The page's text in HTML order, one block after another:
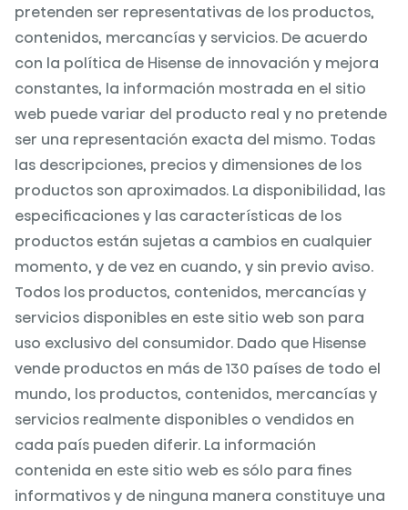
pretenden ser representativas de los productos,
contenidos, mercancías y servicios. De acuerdo
con la política de Hisense de innovación y mejora
constantes, la información mostrada en el sitio
web puede variar del producto real y no pretende
ser una representación exacta del mismo. Todas
las descripciones, precios y dimensiones de los
productos son aproximados. La disponibilidad, las
especificaciones y las características de los
productos están sujetas a cambios en cualquier
momento, y de vez en cuando, y sin previo aviso.
Todos los productos, contenidos, mercancías y
servicios disponibles en este sitio web son para
uso exclusivo del consumidor. Dado que Hisense
vende productos en más de 130 países de todo el
mundo, los productos, contenidos, mercancías y
servicios realmente disponibles o vendidos en
cada país pueden diferir. La información
contenida en este sitio web es sólo para fines
informativos y de ninguna manera constituye una